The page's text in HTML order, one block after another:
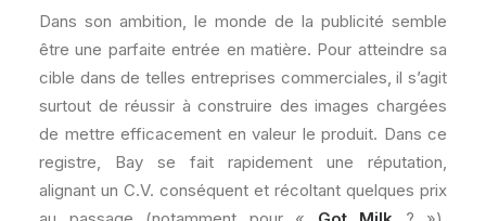
Dans son ambition, le monde de la publicité semble
être une parfaite entrée en matière. Pour atteindre sa
cible dans de telles entreprises commerciales, il s’agit
surtout de réussir à construire des images chargées
de mettre efficacement en valeur le produit. Dans ce
registre, Bay se fait rapidement une réputation,
alignant un C.V. conséquent et récoltant quelques prix